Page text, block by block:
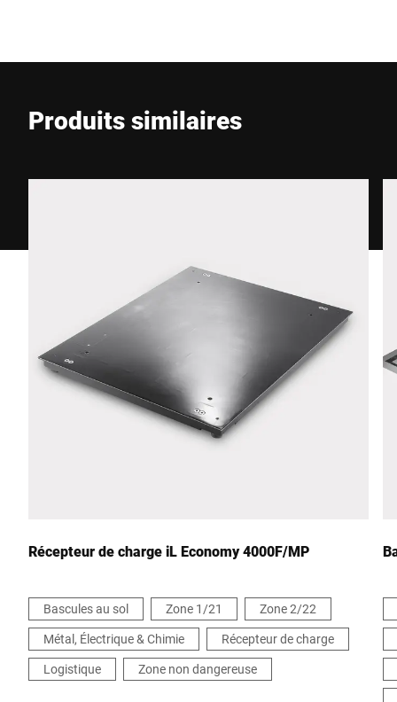
E-Mail *
Ville *
Je confirme par la présente que j'accepte l'utilisation de mes
données pour traiter cette demande De plus amples informations
peuvent être trouvées dans leDéclaration de protection des
Produits similaires
Récepteur de charge iL Economy 4000F/MP
Bascules au sol Zone 1/21
Zone 2/22
Métal, Électrique & Chimie
Récepteur de charge
Logistique
Zone non dangereuse